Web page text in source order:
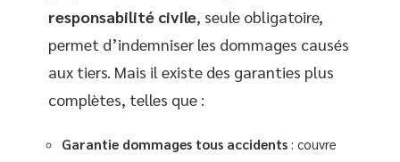
responsabilité civile, seule obligatoire,
permet d’indemniser les dommages causés
aux tiers. Mais il existe des garanties plus
complètes, telles que :
Garantie dommages tous accidents : couvre